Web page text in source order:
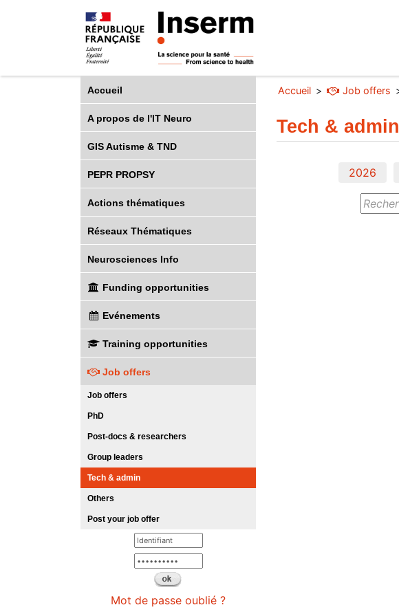
Accueil
A propos de l'IT Neuro
GIS Autisme & TND
PEPR PROPSY
Actions thématiques
Réseaux Thématiques
Neurosciences Info
Funding opportunities
Evénements
Training opportunities
Job offers
Job offers
PhD
Post-docs & researchers
Group leaders
Tech & admin
Others
Post your job offer
Mot de passe oublié ?
Accueil Job offers
Tech & admin
2026